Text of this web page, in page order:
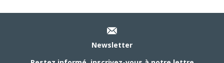
Newsletter